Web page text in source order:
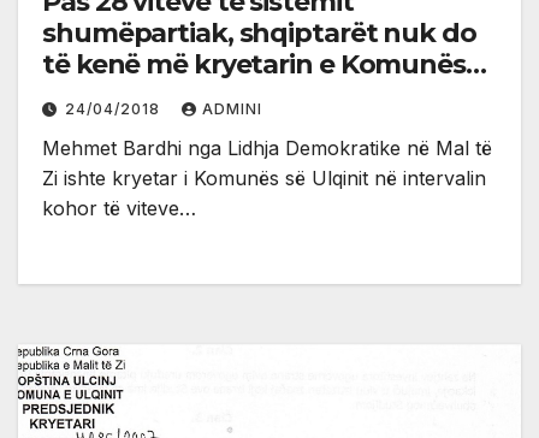
shumëpartiak, shqiptarët nuk do
të kenë më kryetarin e Komunës
së Ulqinit
24/04/2018 ADMINI
Mehmet Bardhi nga Lidhja Demokratike në Mal të
Zi ishte kryetar i Komunës së Ulqinit në intervalin
kohor të viteve…